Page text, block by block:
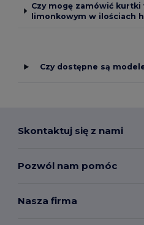
Czy mogę zamówić kurtki
limonkowym w ilościach
Czy dostępne są
Skontaktuj się z nami
Pozwól nam pomóc
Nasza firma